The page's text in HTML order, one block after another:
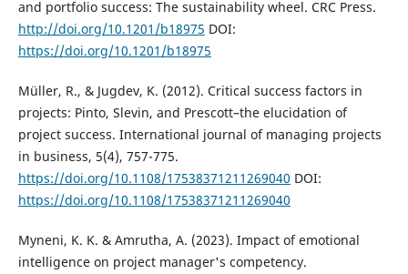
and portfolio success: The sustainability wheel. CRC Press.
http://doi.org/10.1201/b18975 DOI:
https://doi.org/10.1201/b18975
Müller, R., & Jugdev, K. (2012). Critical success factors in
projects: Pinto, Slevin, and Prescott–the elucidation of
project success. International journal of managing projects
in business, 5(4), 757-775.
https://doi.org/10.1108/17538371211269040 DOI:
https://doi.org/10.1108/17538371211269040
Myneni, K. K. & Amrutha, A. (2023). Impact of emotional
intelligence on project manager's competency.